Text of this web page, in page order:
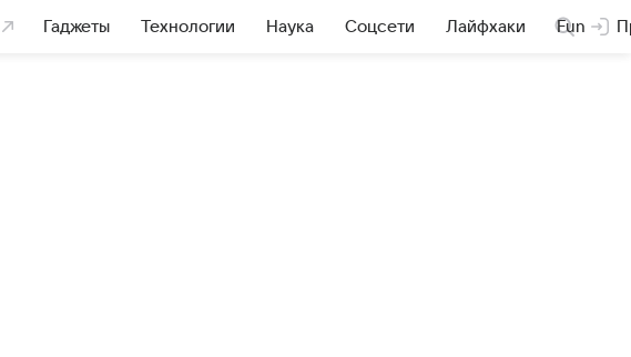
Гаджеты Технологии Наука Соцсети Лайфхаки Fun